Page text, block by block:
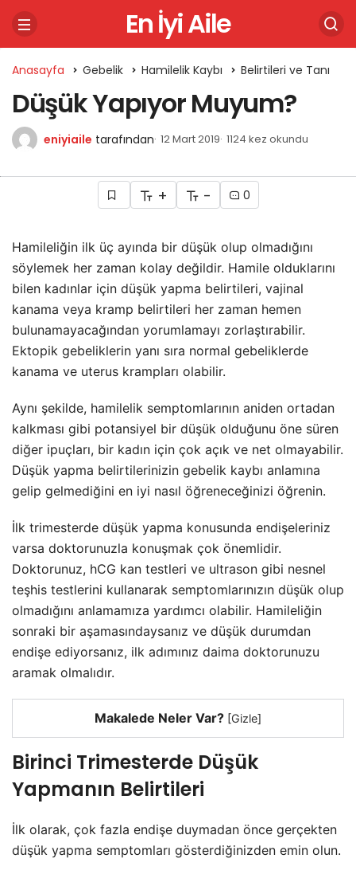
En İyi Aile
Anasayfa Gebelik Hamilelik Kaybı Belirtileri ve Tanı
Düşük Yapıyor Muyum?
eniyiaile tarafından 12 Mart 2019 1124 kez okundu
+ - 0
Hamileliğin ilk üç ayında bir düşük olup olmadığını
söylemek her zaman kolay değildir. Hamile olduklarını
bilen kadınlar için düşük yapma belirtileri, vajinal
kanama veya kramp belirtileri her zaman hemen
bulunamayacağından yorumlamayı zorlaştırabilir.
Ektopik gebeliklerin yanı sıra normal gebeliklerde
kanama ve uterus krampları olabilir.
Aynı şekilde, hamilelik semptomlarının aniden ortadan
kalkması gibi potansiyel bir düşük olduğunu öne süren
diğer ipuçları, bir kadın için çok açık ve net olmayabilir.
Düşük yapma belirtilerinizin gebelik kaybı anlamına
gelip gelmediğini en iyi nasıl öğreneceğinizi öğrenin.
İlk trimesterde düşük yapma konusunda endişeleriniz
varsa doktorunuzla konuşmak çok önemlidir.
Doktorunuz, hCG kan testleri ve ultrason gibi nesnel
teşhis testlerini kullanarak semptomlarınızın düşük olup
olmadığını anlamamıza yardımcı olabilir. Hamileliğin
sonraki bir aşamasındaysanız ve düşük durumdan
endişe ediyorsanız, ilk adımınız daima doktorunuzu
aramak olmalıdır.
Makalede Neler Var? [Gizle]
Birinci Trimesterde Düşük
Yapmanın Belirtileri
İlk olarak, çok fazla endişe duymadan önce gerçekten
düşük yapma semptomları gösterdiğinizden emin olun.